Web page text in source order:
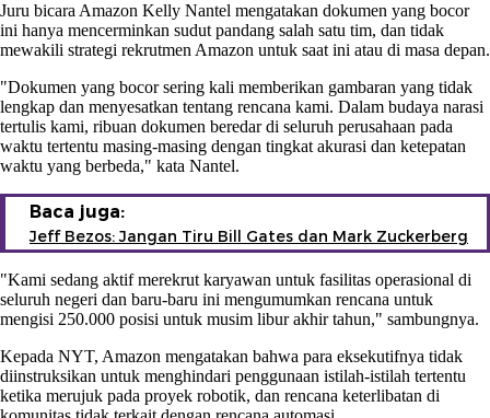
Juru bicara Amazon Kelly Nantel mengatakan dokumen yang bocor
ini hanya mencerminkan sudut pandang salah satu tim, dan tidak
mewakili strategi rekrutmen Amazon untuk saat ini atau di masa depan.
"Dokumen yang bocor sering kali memberikan gambaran yang tidak
lengkap dan menyesatkan tentang rencana kami. Dalam budaya narasi
tertulis kami, ribuan dokumen beredar di seluruh perusahaan pada
waktu tertentu masing-masing dengan tingkat akurasi dan ketepatan
waktu yang berbeda," kata Nantel.
Baca juga:
Jeff Bezos: Jangan Tiru Bill Gates dan Mark Zuckerberg
"Kami sedang aktif merekrut karyawan untuk fasilitas operasional di
seluruh negeri dan baru-baru ini mengumumkan rencana untuk
mengisi 250.000 posisi untuk musim libur akhir tahun," sambungnya.
Kepada NYT, Amazon mengatakan bahwa para eksekutifnya tidak
diinstruksikan untuk menghindari penggunaan istilah-istilah tertentu
ketika merujuk pada proyek robotik, dan rencana keterlibatan di